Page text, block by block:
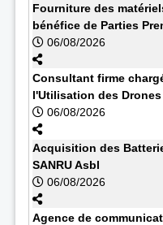
Fourniture des
bénéfice de Parties
06/08/2026
Consultant firme
l'Utilisation des
06/08/2026
Acquisition des
SANRU Asbl
06/08/2026
Agence de